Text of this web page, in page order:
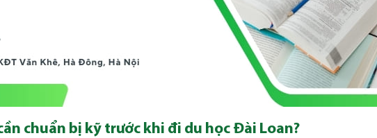
chuẩn bị kỹ trước khi đi du học Đài Loan?